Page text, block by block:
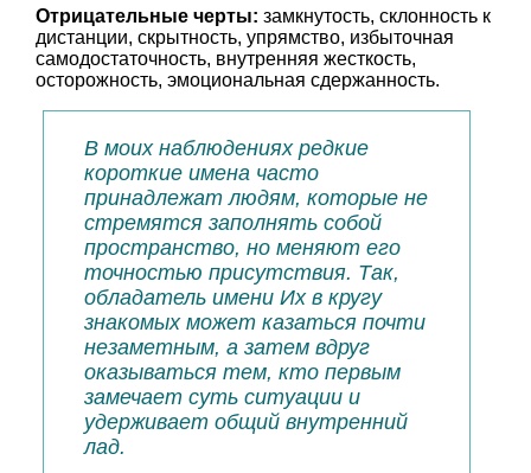
Отрицательные черты: замкнутость, склонность к
дистанции, скрытность, упрямство, избыточная
самодостаточность, внутренняя жесткость,
осторожность, эмоциональная сдержанность.
В моих наблюдениях редкие
короткие имена часто
принадлежат людям, которые не
стремятся заполнять собой
пространство, но меняют его
точностью присутствия. Так,
обладатель имени Их в кругу
знакомых может казаться почти
незаметным, а затем вдруг
оказываться тем, кто первым
замечает суть ситуации и
удерживает общий внутренний
лад.